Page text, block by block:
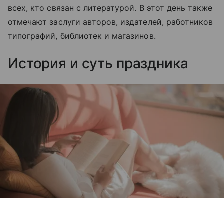
всех, кто связан с литературой. В этот день также
отмечают заслуги авторов, издателей, работников
типографий, библиотек и магазинов.
История и суть праздника